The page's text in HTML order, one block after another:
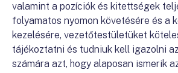
valamint a pozíciók és kitettségek
folyamatos nyomon követésére és a
kezelésére, vezetőtestületüket
tájékoztatni és tudniuk kell igazolni
számára azt, hogy alaposan ismerik